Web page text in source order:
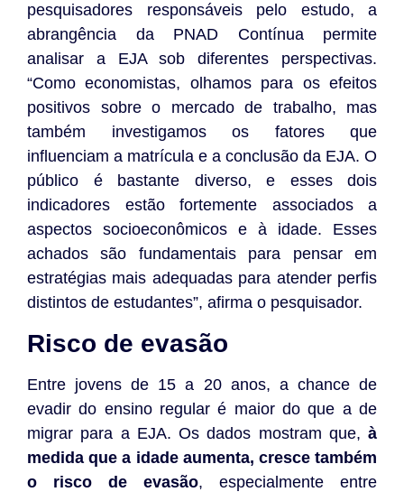
pesquisadores responsáveis pelo estudo, a
abrangência da PNAD Contínua permite
analisar a EJA sob diferentes perspectivas.
“Como economistas, olhamos para os efeitos
positivos sobre o mercado de trabalho, mas
também investigamos os fatores que
influenciam a matrícula e a conclusão da EJA. O
público é bastante diverso, e esses dois
indicadores estão fortemente associados a
aspectos socioeconômicos e à idade. Esses
achados são fundamentais para pensar em
estratégias mais adequadas para atender perfis
distintos de estudantes”, afirma o pesquisador.
Risco de evasão
Entre jovens de 15 a 20 anos, a chance de
evadir do ensino regular é maior do que a de
migrar para a EJA. Os dados mostram que, à
medida que a idade aumenta, cresce também
o risco de evasão, especialmente entre